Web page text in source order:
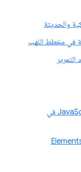
والحديثة
في مخطط اللهب
تتبُّع بنية تخزين العناصر لمكالمات JavaScript في